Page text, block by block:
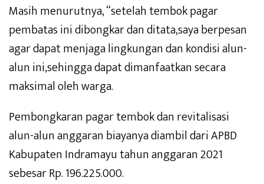
Masih menurutnya, “setelah tembok pagar
pembatas ini dibongkar dan ditata,saya berpesan
agar dapat menjaga lingkungan dan kondisi alun-
alun ini,sehingga dapat dimanfaatkan secara
maksimal oleh warga.
Pembongkaran pagar tembok dan revitalisasi
alun-alun anggaran biayanya diambil dari APBD
Kabupaten Indramayu tahun anggaran 2021
sebesar Rp. 196.225.000.